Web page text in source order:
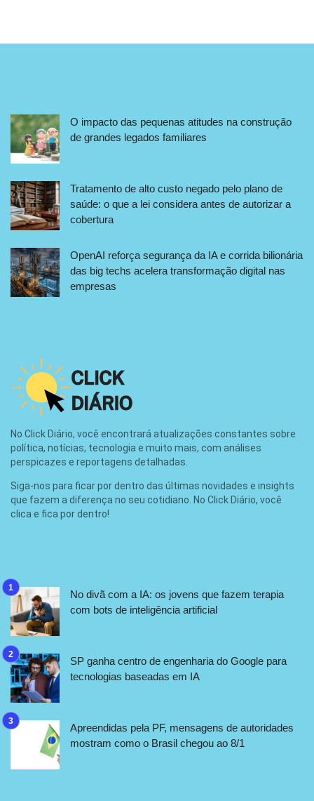
O impacto das pequenas atitudes na construção
de grandes legados familiares
Tratamento de alto custo negado pelo plano de
saúde: o que a lei considera antes de autorizar a
cobertura
OpenAI reforça segurança da IA e corrida bilionária
das big techs acelera transformação digital nas
empresas
No Click Diário, você encontrará atualizações constantes sobre
política, notícias, tecnologia e muito mais, com análises
perspicazes e reportagens detalhadas.
Siga-nos para ficar por dentro das últimas novidades e insights
que fazem a diferença no seu cotidiano. No Click Diário, você
clica e fica por dentro!
No divã com a IA: os jovens que fazem terapia
com bots de inteligência artificial
SP ganha centro de engenharia do Google para
tecnologias baseadas em IA
Apreendidas pela PF, mensagens de autoridades
mostram como o Brasil chegou ao 8/1